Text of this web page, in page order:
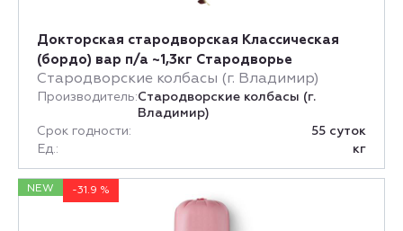
Докторская стародворская Классическая
(бордо) вар п/а ~1,3кг Стародворье
Стародворские колбасы (г. Владимир)
Производитель:Стародворские колбасы (г.
Владимир)
Срок годности:
55 суток
Ед.:
кг
NEW -31.9 %